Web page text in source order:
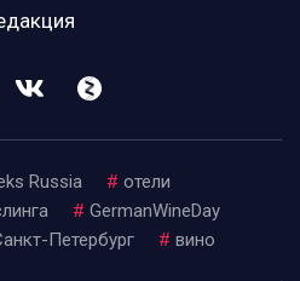
Russia # отели
# GermanWineDay
Петербург # вино